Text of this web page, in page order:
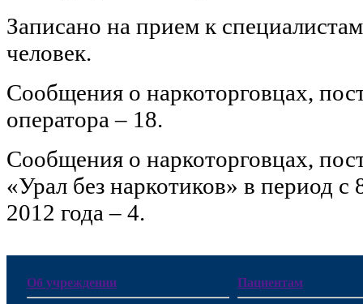
Записано на прием к
человек.
Сообщения о наркоторговцах,
оператора – 18.
Сообщения о наркоторговцах,
«Урал без наркотиков» в период с
2012 года – 4.
Об учреждении Пациентам